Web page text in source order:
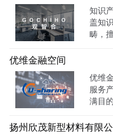
知识
盖知
畴，
借高
化的
利、
优维金融空间
优维
服务
满目
量达
扬州欣茂新型材料有限